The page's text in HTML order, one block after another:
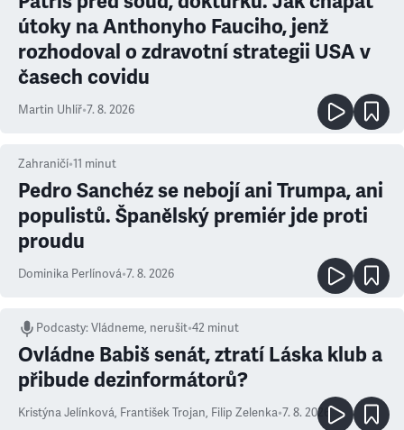
útoky na Anthonyho Fauciho, jenž
rozhodoval o zdravotní strategii USA v
časech covidu
Martin Uhlíř•7. 8. 2026
Zahraničí•11 minut
Pedro Sanchéz se nebojí ani Trumpa, ani
populistů. Španělský premiér jde proti
proudu
Dominika Perlínová•7. 8. 2026
Podcasty:Vládneme, nerušit•42 minut
Ovládne Babiš senát, ztratí Láska klub a
přibude dezinformátorů?
Kristýna Jelínková, František Trojan, Filip Zelenka•7. 8. 2026